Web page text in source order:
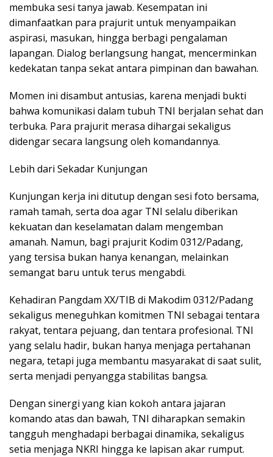
membuka sesi tanya jawab. Kesempatan ini
dimanfaatkan para prajurit untuk menyampaikan
aspirasi, masukan, hingga berbagi pengalaman
lapangan. Dialog berlangsung hangat, mencerminkan
kedekatan tanpa sekat antara pimpinan dan bawahan.
Momen ini disambut antusias, karena menjadi bukti
bahwa komunikasi dalam tubuh TNI berjalan sehat dan
terbuka. Para prajurit merasa dihargai sekaligus
didengar secara langsung oleh komandannya.
Lebih dari Sekadar Kunjungan
Kunjungan kerja ini ditutup dengan sesi foto bersama,
ramah tamah, serta doa agar TNI selalu diberikan
kekuatan dan keselamatan dalam mengemban
amanah. Namun, bagi prajurit Kodim 0312/Padang,
yang tersisa bukan hanya kenangan, melainkan
semangat baru untuk terus mengabdi.
Kehadiran Pangdam XX/TIB di Makodim 0312/Padang
sekaligus meneguhkan komitmen TNI sebagai tentara
rakyat, tentara pejuang, dan tentara profesional. TNI
yang selalu hadir, bukan hanya menjaga pertahanan
negara, tetapi juga membantu masyarakat di saat sulit,
serta menjadi penyangga stabilitas bangsa.
Dengan sinergi yang kian kokoh antara jajaran
komando atas dan bawah, TNI diharapkan semakin
tangguh menghadapi berbagai dinamika, sekaligus
setia menjaga NKRI hingga ke lapisan akar rumput.